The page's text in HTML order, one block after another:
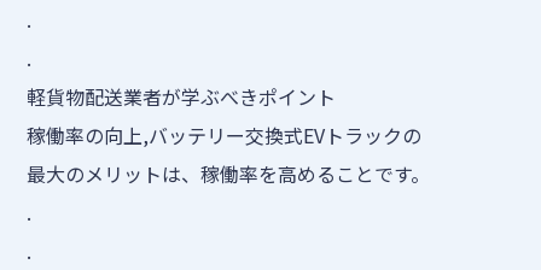
.
.
軽貨物配送業者が学ぶべきポイント
稼働率の向上,バッテリー交換式EVトラックの
最大のメリットは、稼働率を高めることです。
.
.